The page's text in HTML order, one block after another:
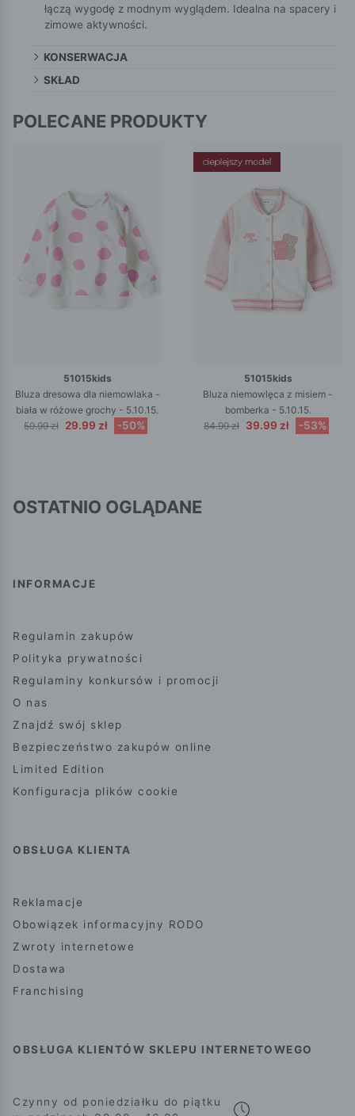
łączą wygodę z modnym wyglądem. Idealna na spacery i
zimowe aktywności.
KONSERWACJA
SKŁAD
POLECANE PRODUKTY
51015kids
Bluza dresowa dla niemowlaka -
biała w różowe grochy - 5.10.15.
59.99 zł 29.99 zł -50%
51015kids
Bluza niemowlęca z misiem -
bomberka - 5.10.15.
84.99 zł 39.99 zł -53%
OSTATNIO OGLĄDANE
INFORMACJE
Regulamin zakupów
Polityka prywatności
Regulaminy konkursów i promocji
O nas
Znajdź swój sklep
Bezpieczeństwo zakupów online
Limited Edition
Konfiguracja plików cookie
OBSŁUGA KLIENTA
Reklamacje
Obowiązek informacyjny RODO
Zwroty internetowe
Dostawa
Franchising
OBSŁUGA KLIENTÓW SKLEPU INTERNETOWEGO
Czynny od poniedziałku do piątku